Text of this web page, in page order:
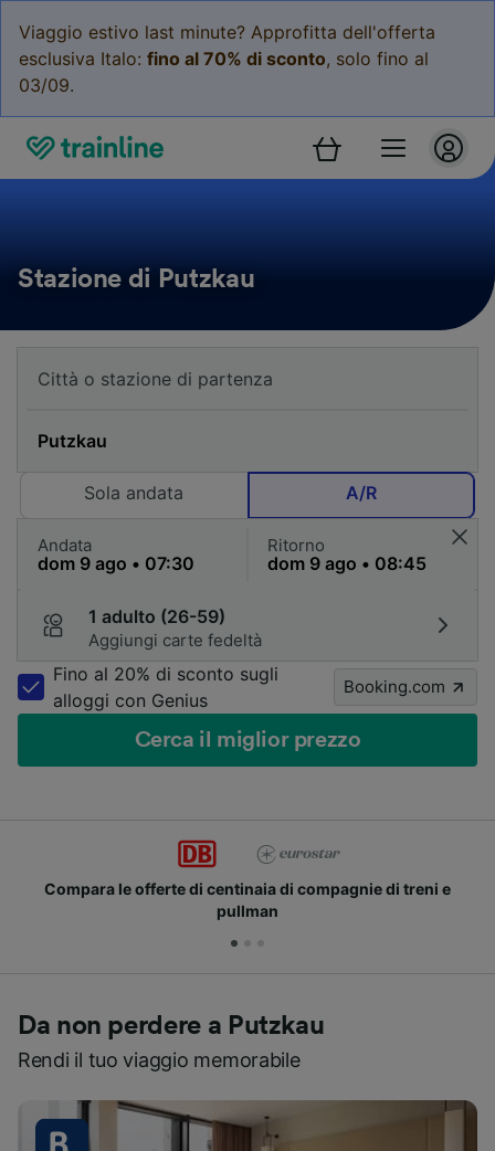
Viaggio estivo last minute? Approfitta dell'offerta
esclusiva Italo: fino al 70% di sconto, solo fino al
03/09.
Stazione di Putzkau
Sola andata A/R
Andata Ritorno
1 adulto (26-59)
Aggiungi carte fedeltà
Fino al 20% di sconto sugli
alloggi con Genius
Booking.com
Cerca il miglior prezzo
Compara le offerte di centinaia di compagnie di treni e
pullman
Da non perdere a Putzkau
Rendi il tuo viaggio memorabile